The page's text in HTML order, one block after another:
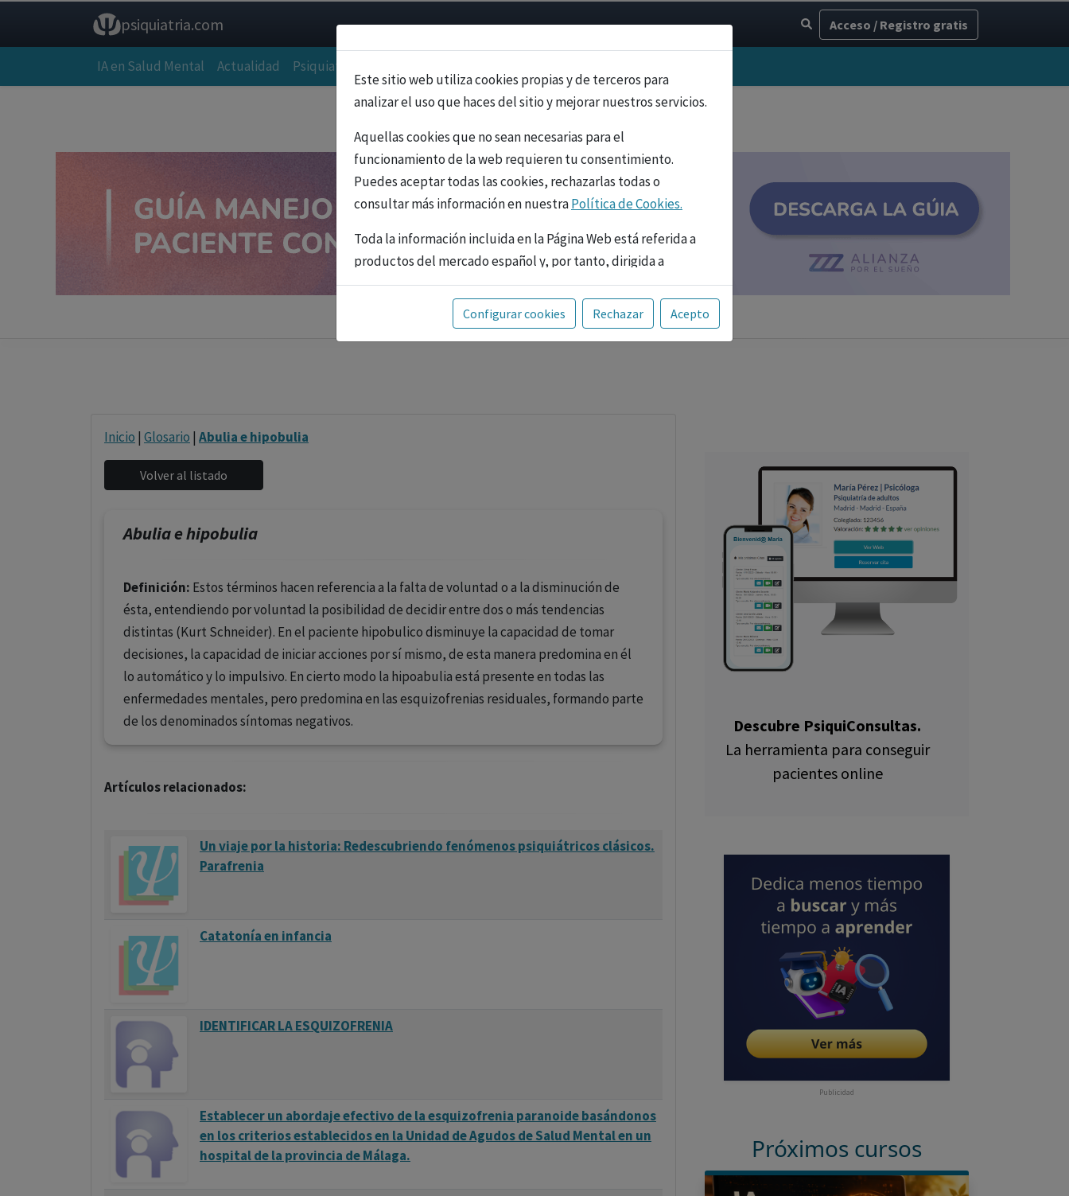
psiquiatria.com Acceso / Registro gratis
IA en Salud Mental Actualidad Psiquiatría
Este sitio web utiliza cookies propias y de terceros para
analizar el uso que haces del sitio y mejorar nuestros servicios.
Aquellas cookies que no sean necesarias para el
funcionamiento de la web requieren tu consentimiento.
Puedes aceptar todas las cookies, rechazarlas todas o
consultar más información en nuestraPolítica de Cookies.
Toda la información incluida en la Página Web está referida a
productos del mercado español y, por tanto, dirigida a
profesionales sanitarios legalmente facultados para
prescribir o dispensar medicamentos con ejercicio
profesional. La información técnica de los fármacos se facilita
Configurar cookies Rechazar Acepto
Inicio | Glosario | Abulia e hipobulia
Abulia e hipobulia
Definición: Estos términos hacen referencia a la falta de voluntad o a la disminución de
ésta, entendiendo por voluntad la posibilidad de decidir entre dos o más tendencias
distintas (Kurt Schneider). En el paciente hipobulico disminuye la capacidad de tomar
decisiones, la capacidad de iniciar acciones por sí mismo, de esta manera predomina en él
lo automático y lo impulsivo. En cierto modo la hipoabulia está presente en todas las
enfermedades mentales, pero predomina en las esquizofrenias residuales, formando parte
de los denominados síntomas negativos.
Artículos relacionados:
Un viaje por la historia: Redescubriendo fenómenos psiquiátricos clásicos.
Parafrenia
Catatonía en infancia
IDENTIFICAR LA ESQUIZOFRENIA
Establecer un abordaje efectivo de la esquizofrenia paranoide basándonos
en los criterios establecidos en la Unidad de Agudos de Salud Mental en un
hospital de la provincia de Málaga.
Descubre PsiquiConsultas.
La herramienta para conseguir
pacientes online
Publicidad
Próximos cursos